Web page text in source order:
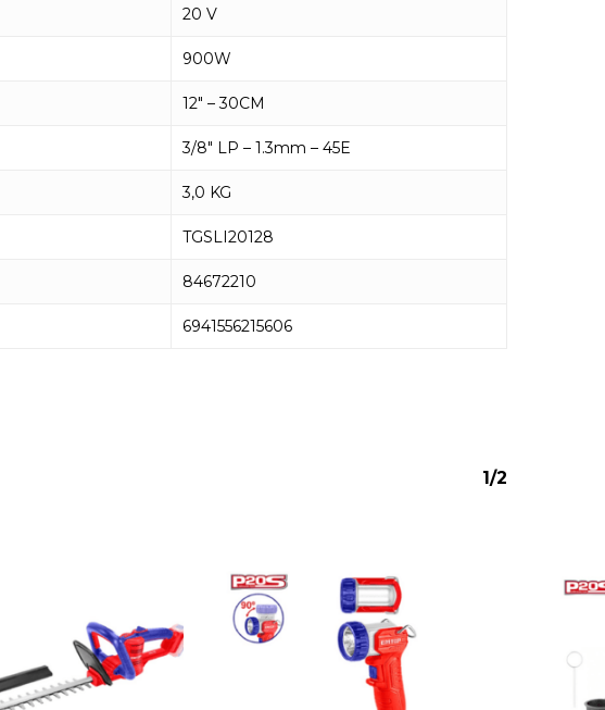
20 V
900W
12″ – 30CM
3/8″ LP – 1.3mm – 45E
3,0 KG
TGSLI20128
84672210
6941556215606
1/2